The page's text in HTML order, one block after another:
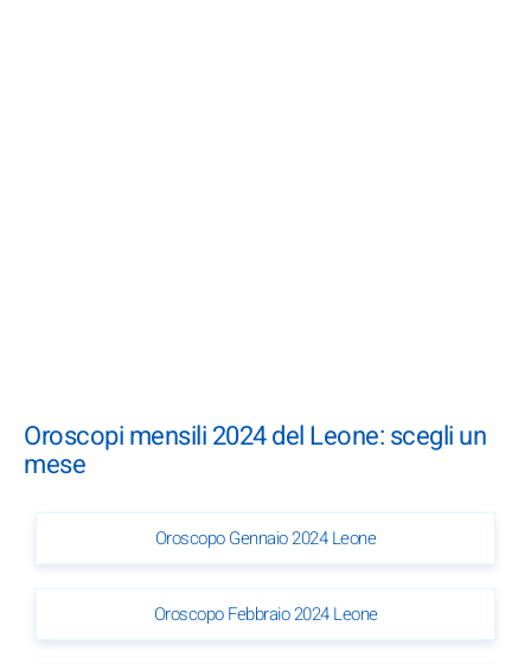
Oroscopi mensili 2024 del Leone: scegli un
mese
Oroscopo Gennaio 2024 Leone
Oroscopo Febbraio 2024 Leone